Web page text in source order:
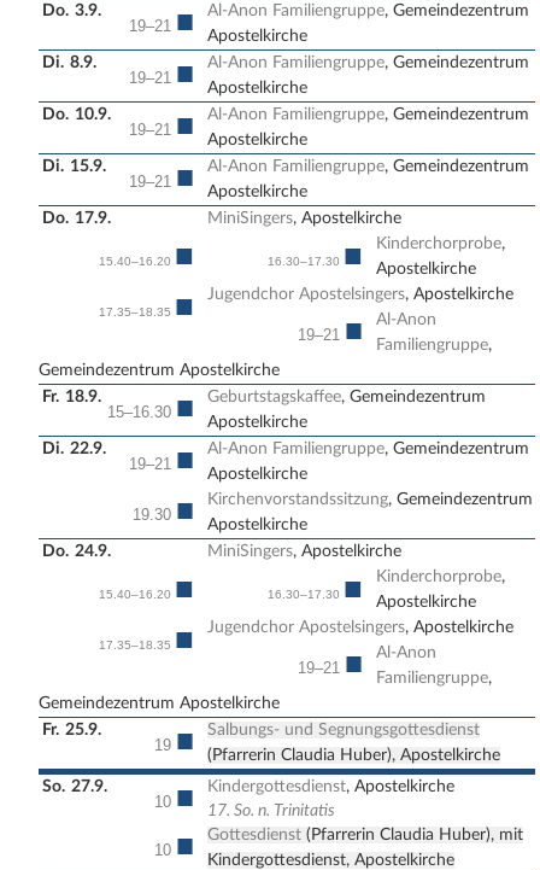
Do. 3.9.
19–21 ■ Al-Anon Familiengruppe, Gemeindezentrum
Apostelkirche
Di. 8.9.
19–21 ■ Al-Anon Familiengruppe, Gemeindezentrum
Apostelkirche
Do. 10.9.
19–21 ■ Al-Anon Familiengruppe, Gemeindezentrum
Apostelkirche
Di. 15.9.
19–21 ■ Al-Anon Familiengruppe, Gemeindezentrum
Apostelkirche
Do. 17.9.
15.40–16.20 ■
MiniSingers, Apostelkirche
16.30–17.30 ■ Kinderchorprobe,
Apostelkirche
17.35–18.35 ■ Jugendchor Apostelsingers, Apostelkirche
19–21 ■
Al-Anon
Familiengruppe,
Gemeindezentrum Apostelkirche
Fr. 18.9.
15–16.30 ■ Geburtstagskaffee, Gemeindezentrum
Apostelkirche
Di. 22.9.
19–21 ■ Al-Anon Familiengruppe, Gemeindezentrum
Apostelkirche
19.30 ■ Kirchenvorstandssitzung, Gemeindezentrum
Apostelkirche
Do. 24.9.
15.40–16.20 ■
MiniSingers, Apostelkirche
16.30–17.30 ■ Kinderchorprobe,
Apostelkirche
17.35–18.35 ■ Jugendchor Apostelsingers, Apostelkirche
19–21 ■
Al-Anon
Familiengruppe,
Gemeindezentrum Apostelkirche
Fr. 25.9.
19 ■
Salbungs- und Segnungsgottesdienst
(Pfarrerin Claudia Huber), Apostelkirche
So. 27.9.
10 ■ Kindergottesdienst, Apostelkirche
17. So. n. Trinitatis
10 ■ Gottesdienst (Pfarrerin Claudia Huber), mit
Kindergottesdienst, Apostelkirche